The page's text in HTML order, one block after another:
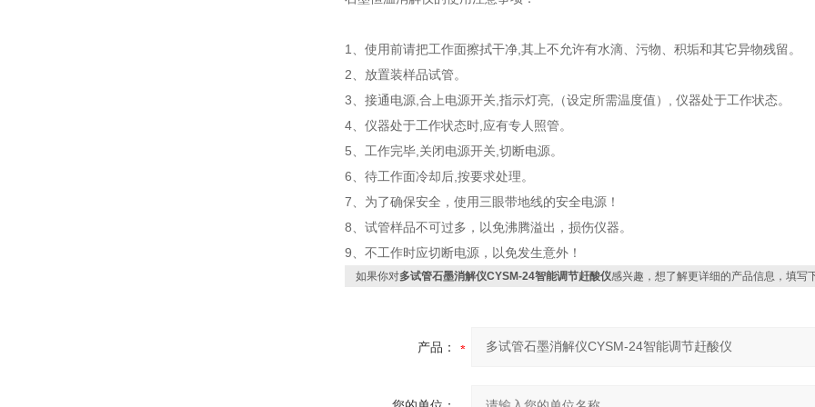
1、使用前请把工作面擦拭干净,其上不允许有水滴、污物、积垢和其它异物残留。
2、放置装样品试管。
3、接通电源,合上电源开关,指示灯亮,（设定所需温度值）, 仪器处于工作状态。
4、仪器处于工作状态时,应有专人照管。
5、工作完毕,关闭电源开关,切断电源。
6、待工作面冷却后,按要求处理。
7、为了确保安全，使用三眼带地线的安全电源！
8、试管样品不可过多，以免沸腾溢出，损伤仪器。
9、不工作时应切断电源，以免发生意外！
如果你对多试管石墨消解仪CYSM-24智能调节赶酸仪感兴趣，想了解更详细的产品信息，填写
产品：